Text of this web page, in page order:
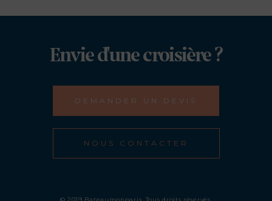
Envie d'une croisière ?
DEMANDER UN DEVIS
NOUS CONTACTER
© 2019 Bateaumonparis. Tous droits réservés.